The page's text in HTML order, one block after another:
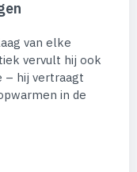
van elke
vervult hij ook
– hij vertraagt
in de